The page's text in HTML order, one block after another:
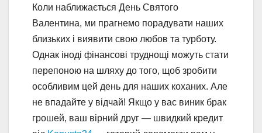
Коли наближається День Святого
Валентина, ми прагнемо порадувати наших
близьких і виявити свою любов та турботу.
Однак іноді фінансові труднощі можуть стати
перепоною на шляху до того, щоб зробити
особливим цей день для наших коханих. Але
не впадайте у відчай! Якщо у вас виник брак
грошей, ваш вірний друг — швидкий кредит